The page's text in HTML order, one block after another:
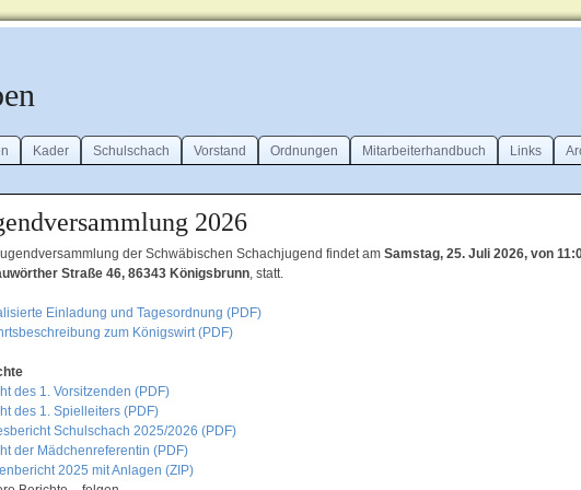
Kader Schulschach Vorstand Ordnungen Mitarbeiterhandbuch Links
2026
der Schwäbischen Schachjugend findet amSamstag, 25. Juli 2026, von
Straße 46, 86343 Königsbrunn , statt.
Einladung und Tagesordnung (PDF)
zum Königswirt (PDF)
des 1. Vorsitzenden (PDF)
des 1. Spielleiters (PDF)
Schulschach 2025/2026 (PDF)
der Mädchenreferentin (PDF)
2025 mit Anlagen (ZIP)